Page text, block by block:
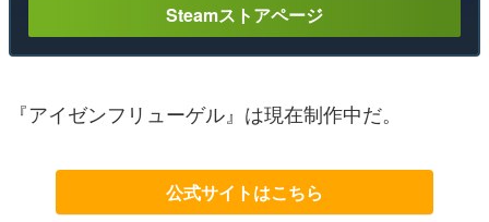
Steamストアページ
『アイゼンフリューゲル』は現在制作中だ。
公式サイトはこちら